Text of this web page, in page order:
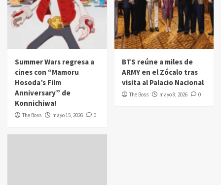
Summer Wars regresa a
cines con “Mamoru
Hosoda’s Film
Anniversary” de
Konnichiwa!
The Boss mayo 15, 2026 0
BTS reúne a miles de
ARMY en el Zócalo tras
visita al Palacio Nacional
The Boss mayo 8, 2026 0